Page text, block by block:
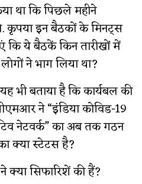
था कि पिछले महीने
कृपया इन बैठकों के मिनट्स
कि ये बैठकें किन तारीखों में
ने भाग लिया था?
भी बताया है कि कार्यबल की
ने “इंडिया कोविड-19
नेटवर्क” का अब तक गठन
क्या स्टेटस है?
क्या सिफारिशें की हैं?